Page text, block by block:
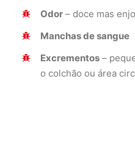
Odor – doce mas
Manchas de sangue
Excrementos –
o colchão ou área